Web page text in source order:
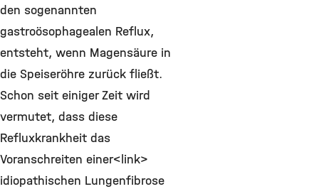
den sogenannten
gastroösophagealen Reflux,
entsteht, wenn Magensäure in
die Speiseröhre zurück fließt.
Schon seit einiger Zeit wird
vermutet, dass diese
Refluxkrankheit das
Voranschreiten einer<link>
idiopathischen Lungenfibrose